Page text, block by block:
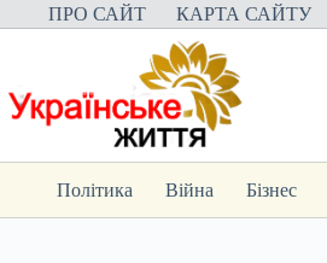
Перейти
до
ПРО САЙТ КАРТА САЙТУ
Політика Війна Бізнес